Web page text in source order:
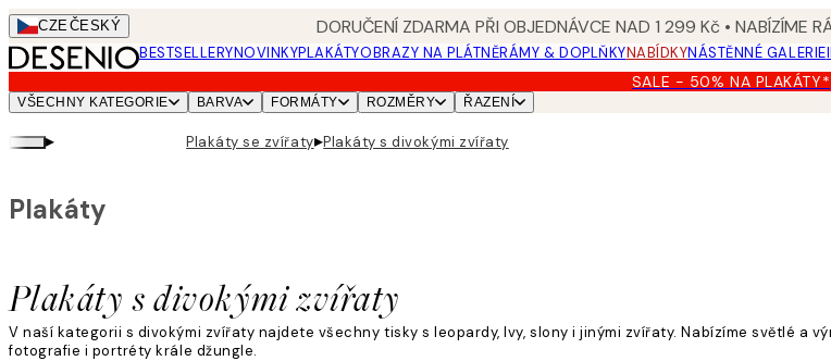
Skip
to
main
content.
CZEČESKÝ DORUČENÍ ZDARMA PŘI OBJEDNÁVCE NAD 1 299 Kč • NABÍZÍME
BESTSELLERYNOVINKYPLAKÁTYOBRAZY NA PLÁTNĚRÁMY & DOPLŇKYNABÍDKYNÁSTĚNNÉ GALERIE
SALE - 50% NA PLAKÁTY*
VŠECHNY KATEGORIE BARVA FORMÁTY ROZMĚRY ŘAZENÍ
▸ Plakáty se zvířaty▸Plakáty s divokými zvířaty
Plakáty s divokými zvířaty
Plakáty
V naší kategorii s divokými zvířaty najdete všechny tisky s leopardy, lvy, slony i jinými zvířaty. Nabízíme světlé a
fotografie i portréty krále džungle.